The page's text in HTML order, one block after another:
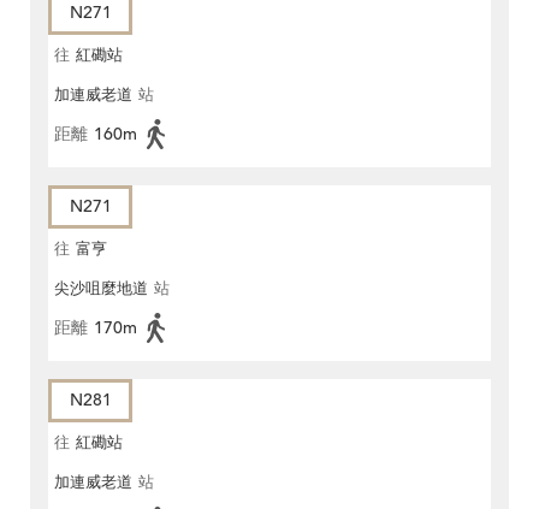
N271
往 紅磡站
加連威老道 站
距離 160m
N271
往 富亨
尖沙咀麼地道 站
距離 170m
N281
往 紅磡站
加連威老道 站